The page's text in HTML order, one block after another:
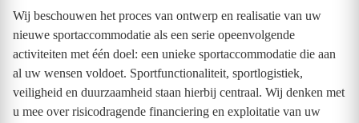
Wij beschouwen het proces van ontwerp en realisatie van uw
nieuwe sportaccommodatie als een serie opeenvolgende
activiteiten met één doel: een unieke sportaccommodatie die aan
al uw wensen voldoet. Sportfunctionaliteit, sportlogistiek,
veiligheid en duurzaamheid staan hierbij centraal. Wij denken met
u mee over risicodragende financiering en exploitatie van uw